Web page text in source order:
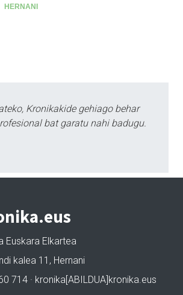
HERNANI
Kronikakide gehiago behar
bat garatu nahi badugu.
Euskara Elkartea
kalea 11, Hernani
714 · kronika[ABILDUA]kronika.eus